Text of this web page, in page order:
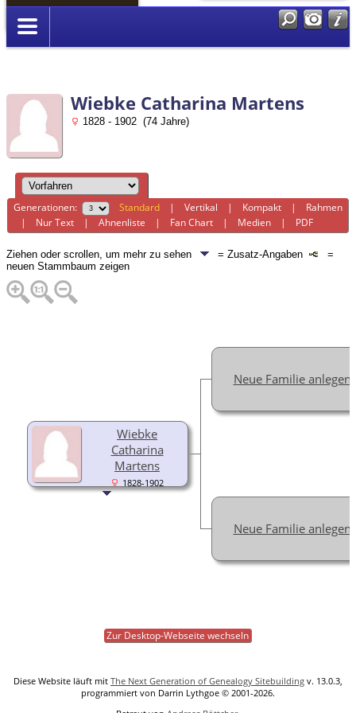
Anmelden
Wiebke Catharina Martens
1828 - 1902 (74 Jahre)
Generationen: Standard |Vertikal | Kompakt | Rahmen
| Nur Text |Ahnenliste | Fan Chart | Medien | PDF
Ziehen oder scrollen, um mehr zu sehen = Zusatz-Angaben
=
neuen Stammbaum zeigen
Wiebke
Catharina
Martens
1828-1902
Neue Familie anlegen
Neue Familie anlegen
Zur Desktop-Webseite wechseln
Diese Website läuft mit The Next Generation of Genealogy Sitebuilding v. 13.0.3,
programmiert von Darrin Lythgoe © 2001-2026.